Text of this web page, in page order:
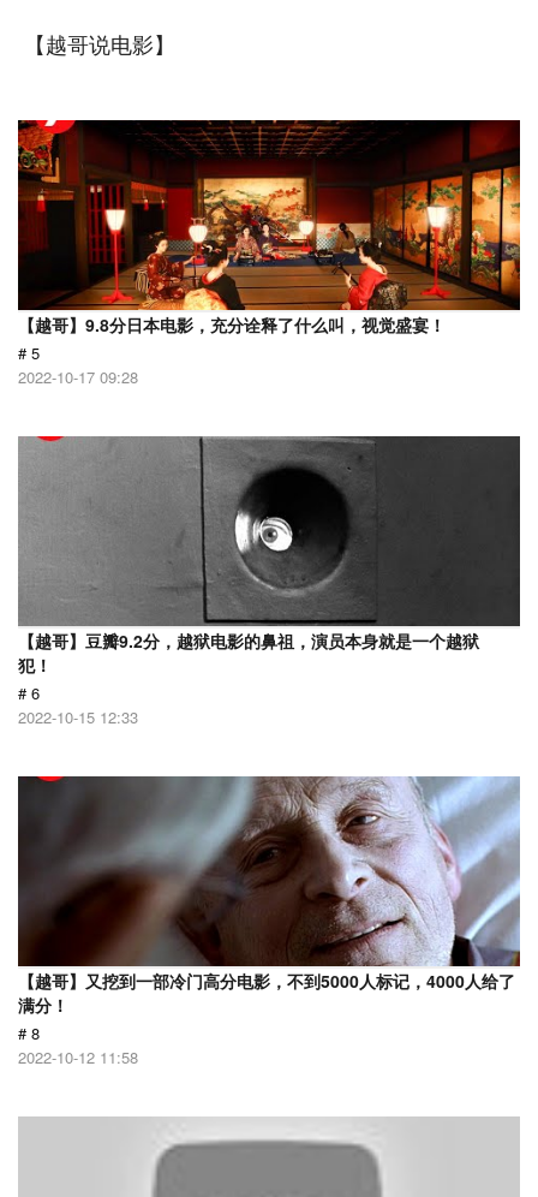
【越哥说电影】
【越哥】9.8分日本电影，充分诠释了什么叫，视觉盛宴！
# 5
2022-10-17 09:28
【越哥】豆瓣9.2分，越狱电影的鼻祖，演员本身就是一个越狱
犯！
# 6
2022-10-15 12:33
【越哥】又挖到一部冷门高分电影，不到5000人标记，4000人给了
满分！
# 8
2022-10-12 11:58